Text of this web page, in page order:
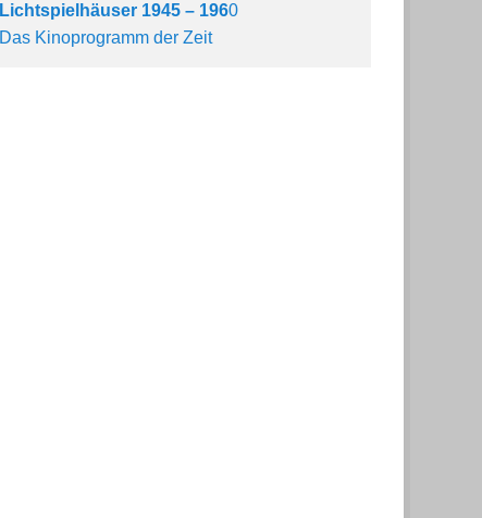
Lichtspielhäuser 1945 – 1960
Das Kinoprogramm der Zeit